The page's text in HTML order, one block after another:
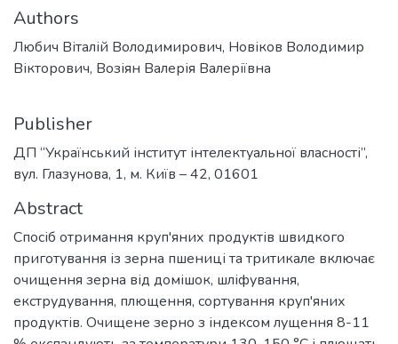
Authors
Любич Віталій Володимирович, Новіков Володимир
Вікторович, Возіян Валерія Валеріївна
Publisher
ДП “Український інститут інтелектуальної власності”,
вул. Глазунова, 1, м. Київ – 42, 01601
Abstract
Спосіб отримання круп'яних продуктів швидкого
приготування із зерна пшениці та тритикале включає
очищення зерна від домішок, шліфування,
екструдування, плющення, сортування круп'яних
продуктів. Очищене зерно з індексом лущення 8-11